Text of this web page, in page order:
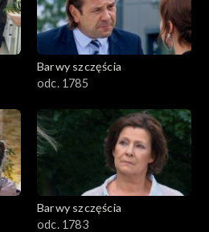
Barwy szczęścia
odc. 1785
Barwy szczęścia
odc. 1783